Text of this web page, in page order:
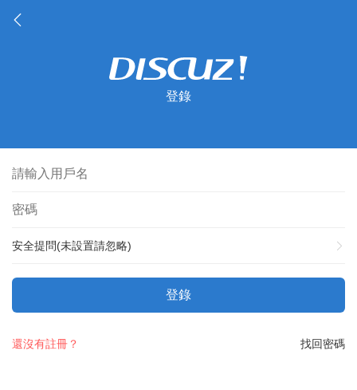
登錄
安全提問(未設置請忽略)
登錄
找回密碼
還沒有註冊？